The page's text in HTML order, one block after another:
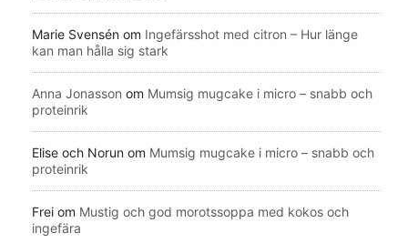
Marie Svensén om Ingefärsshot med citron – Hur länge
kan man hålla sig stark
Anna Jonasson om Mumsig mugcake i micro – snabb och
proteinrik
Elise och Norun om Mumsig mugcake i micro – snabb och
proteinrik
Frei om Mustig och god morotssoppa med kokos och
ingefära